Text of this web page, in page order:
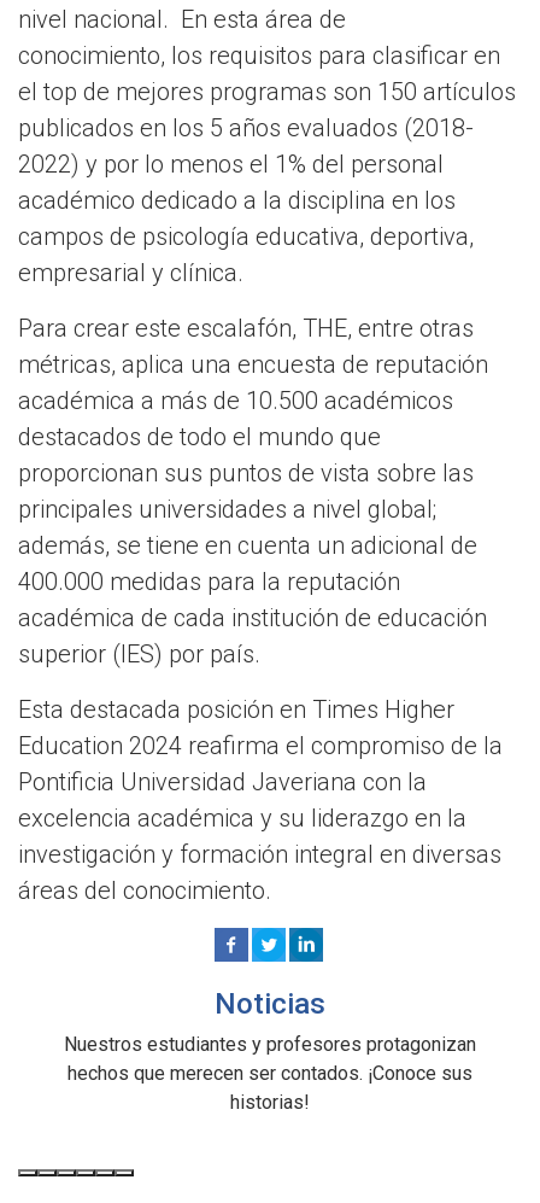
nivel nacional. En esta área de
conocimiento, los requisitos para clasificar en
el top de mejores programas son 150 artículos
publicados en los 5 años evaluados (2018-
2022) y por lo menos el 1% del personal
académico dedicado a la disciplina en los
campos de psicología educativa, deportiva,
empresarial y clínica.
Para crear este escalafón, THE, entre otras
métricas, aplica una encuesta de reputación
académica a más de 10.500 académicos
destacados de todo el mundo que
proporcionan sus puntos de vista sobre las
principales universidades a nivel global;
además, se tiene en cuenta un adicional de
400.000 medidas para la reputación
académica de cada institución de educación
superior (IES) por país.
Esta destacada posición en Times Higher
Education 2024 reafirma el compromiso de la
Pontificia Universidad Javeriana con la
excelencia académica y su liderazgo en la
investigación y formación integral en diversas
áreas del conocimiento.
Noticias
Nuestros estudiantes y profesores protagonizan
hechos que merecen ser contados. ¡Conoce sus
historias!